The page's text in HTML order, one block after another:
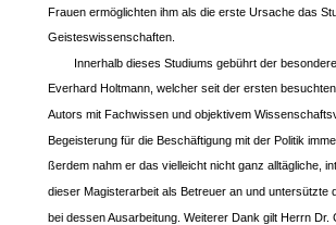
Frauen ermöglichten ihm als die erste Ursache das
Geisteswissenschaften.
Innerhalb dieses Studiums gebührt der
Everhard Holtmann, welcher seit der ersten
Autors mit Fachwissen und objektivem
Begeisterung für die Beschäftigung mit der Politik
ßerdem nahm er das vielleicht nicht ganz alltägliche,
dieser Magisterarbeit als Betreuer an und untersützte
bei dessen Ausarbeitung. Weiterer Dank gilt Herrn Dr.